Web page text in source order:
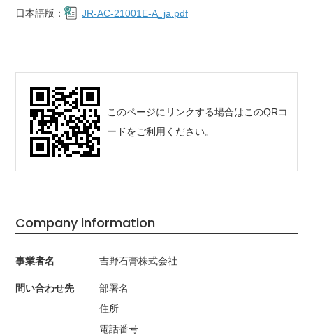
日本語版： JR-AC-21001E-A_ja.pdf
このページにリンクする場合はこのQRコ
ードをご利用ください。
Company information
事業者名 吉野石膏株式会社
問い合わせ先
部署名
住所
電話番号